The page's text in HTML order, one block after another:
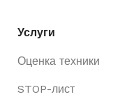
Услуги
Оценка техники
STOP-лист